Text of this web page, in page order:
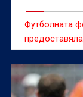
Футболната
на одитен